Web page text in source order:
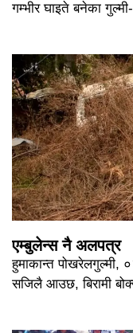
गम्भीर घाइते बनेका
एम्बुलेन्स नै अलपत्र
हुमाकान्त पोखरेलगुल्मी,
सजिलै आउछ, बिरामी